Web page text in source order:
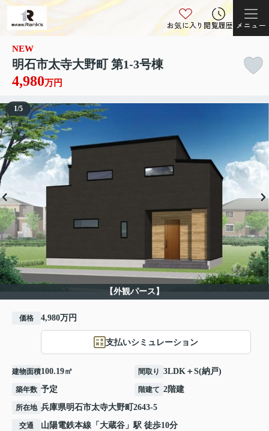
お気に入り閲覧履歴 メニュー
NEW
明石市太寺大野町 第1-3号棟
4,980万円
【外観パース】
1/5
価格 4,980万円
支払いシミュレーション
建物面積100.19㎡ 間取り 3LDK＋S(納戸)
築年数 予定 階建て 2階建
所在地 兵庫県明石市太寺大野町 2643-5
交通 山陽電鉄本線 「 大蔵谷 」駅 徒歩10分